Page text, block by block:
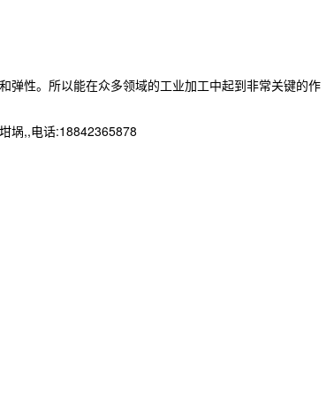
弹性。所以能在众多领域的工业加工中起到非常关键的作
埚,,电话:18842365878